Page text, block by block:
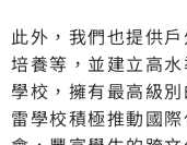
此外，我們也提供
培養等，並建立高
學校，擁有最高級
雷學校積極推動國